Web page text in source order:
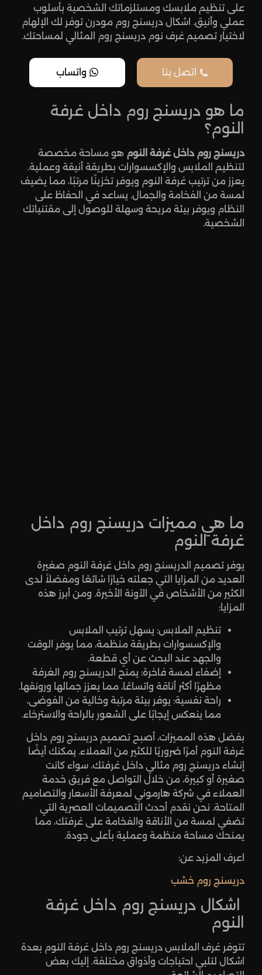
على تنظيم ملابسك ومستلزماتك الشخصية بأسلوب
عملي وأنيق. اشكال دريسنج روم مودرن توفر لك الإلهام
لاختيار تصميم غرف نوم دريسنج روم المثالي لمساحتك.
اتصل بنا واتساب
ما هو دريسنج روم داخل غرفة
النوم؟
دريسنج روم داخل غرفة النوم هو مساحة مخصصة
لتنظيم الملابس والإكسسوارات بطريقة أنيقة وعملية.
يعزز من ترتيب غرفة النوم ويوفر تخزينًا مرتبًا، مما يضيف
لمسة من الفخامة والجمال. يساعد في الحفاظ على
النظام ويوفر بيئة مريحة وسهلة للوصول إلى مقتنياتك
الشخصية.
ما هي مميزات دريسنج روم داخل
غرفة النوم
يوفر تصميم الدريسنج روم داخل غرفة النوم صغيرة
العديد من المزايا التي جعلته خيارًا شائعًا ومفضلاً لدى
الكثير من الأشخاص في الآونة الأخيرة. ومن أبرز هذه
المزايا:
تنظيم الملابس: يسهل ترتيب الملابس
والإكسسوارات بطريقة منظمة، مما يوفر الوقت
والجهد عند البحث عن أي قطعة.
إضفاء لمسة فاخرة: يمنح الدريسنج روم الغرفة
مظهرًا أكثر أناقة واتساعًا، مما يعزز جمالها ورونقها.
راحة نفسية: يوفر بيئة مرتبة وخالية من الفوضى،
مما ينعكس إيجابًا على الشعور بالراحة والاسترخاء.
بفضل هذه المميزات، أصبح تصميم دريسنج روم داخل
غرفة النوم أمرًا ضروريًا للكثير من العملاء. يمكنك أيضًا
إنشاء دريسنج روم مثالي داخل غرفتك، سواء كانت
صغيرة أو كبيرة، من خلال التواصل مع فريق خدمة
العملاء في شركة هارموني لمعرفة الأسعار والتصاميم
المتاحة. نحن نقدم أحدث التصميمات العصرية التي
تضفي لمسة من الأناقة والفخامة على غرفتك، مما
يمنحك مساحة منظمة وعملية بأعلى جودة.
اعرف المزيد عن:
دريسنج روم خشب
اشكال دريسنج روم داخل غرفة
النوم
تتوفر غرف الملابس دريسنج روم داخل غرفة النوم بعدة
اشكال لتلبي احتياجات وأذواق مختلفة. إليك بعض